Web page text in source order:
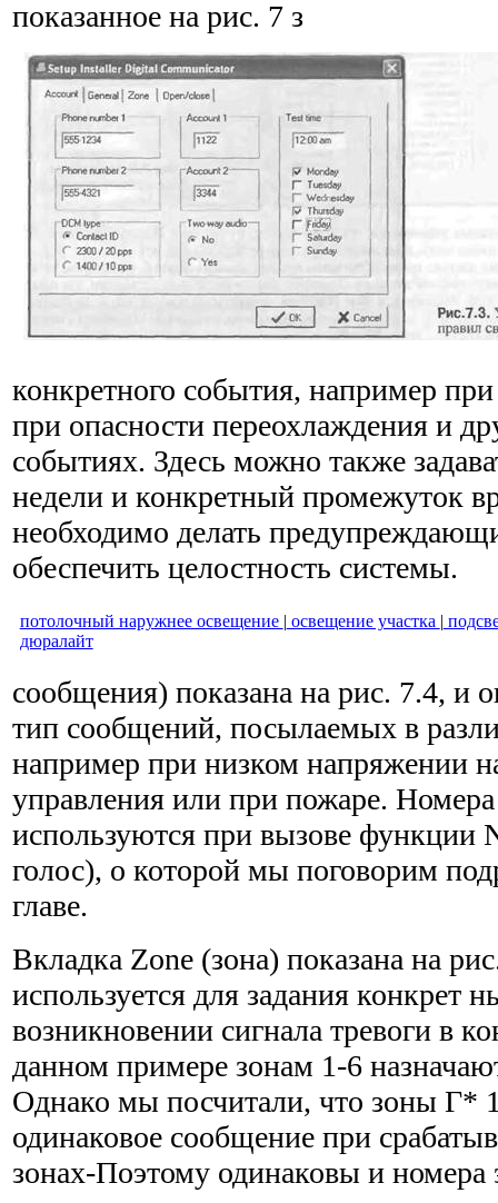
показанное на рис. 7 з
конкретного события, например
при опасности переохлаждения и
событиях. Здесь можно также
недели и кон­кретный промежуток
необходимо делать
обеспечить целостность системы.
потолочный наружнее освещение | освещение участка |
дюралайт
сообщения) показана на рис. 7.4, и
тип сообщений, посылаемых в
например при низком напряжении
управления или при пожаре.
используются при вызове функции
голос), о которой мы поговорим
главе.
Вкладка Zone (зона) показана на
используется для задания конкрет
возникновении сигнала тревоги в
данном примере зонам 1-6
Однако мы посчитали, что зоны Г*
одинаковое сообщение при
зонах-Поэтому одинаковы и